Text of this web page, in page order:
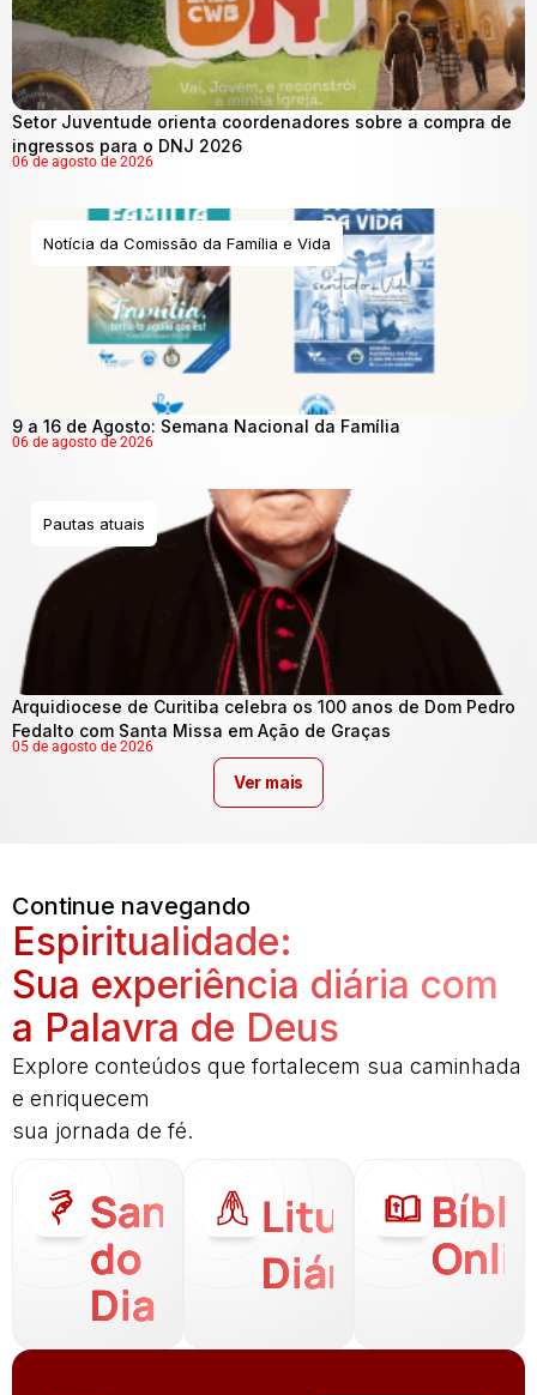
Setor Juventude orienta coordenadores sobre a compra de
ingressos para o DNJ 2026
06 de agosto de 2026
Notícia da Comissão da Família e Vida
9 a 16 de Agosto: Semana Nacional da Família
06 de agosto de 2026
Pautas atuais
Arquidiocese de Curitiba celebra os 100 anos de Dom Pedro
Fedalto com Santa Missa em Ação de Graças
05 de agosto de 2026
Ver mais
Continue navegando
Espiritualidade:
Sua experiência diária com
a Palavra de Deus
Explore conteúdos que fortalecem sua caminhada
e enriquecem
sua jornada de fé.
Santo
do
Dia
Liturgia
Diária